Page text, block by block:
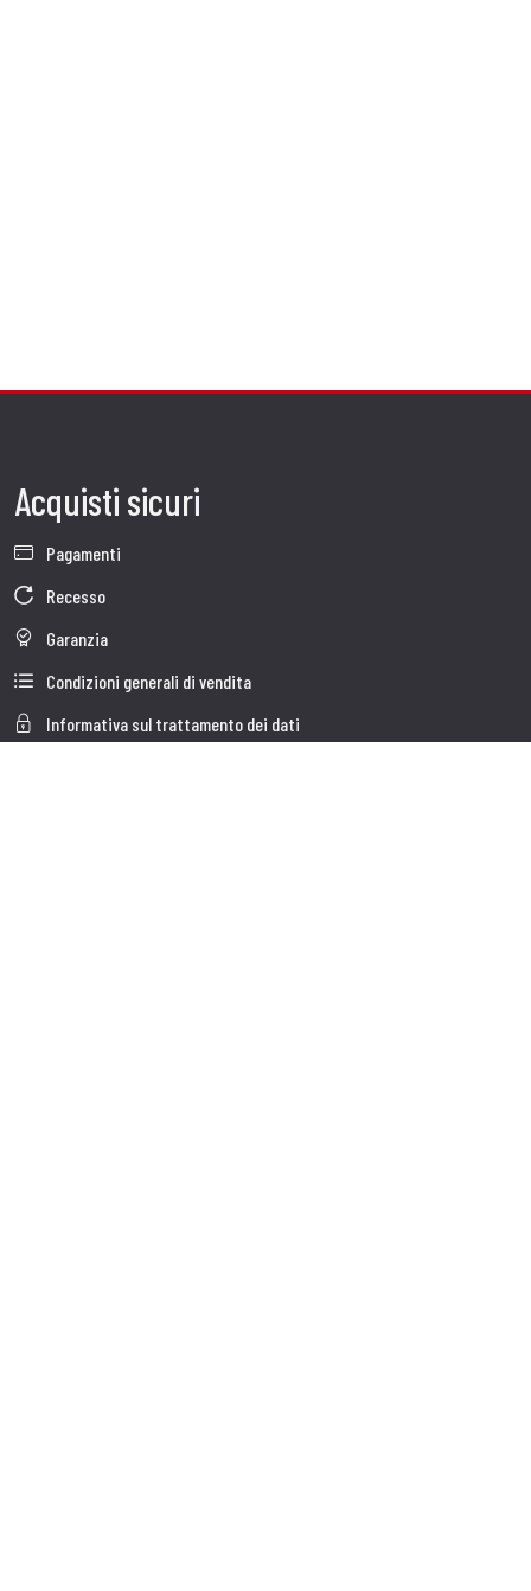
Acquisti sicuri
Pagamenti
Recesso
Garanzia
Condizioni generali di vendita
Informativa sul trattamento dei dati